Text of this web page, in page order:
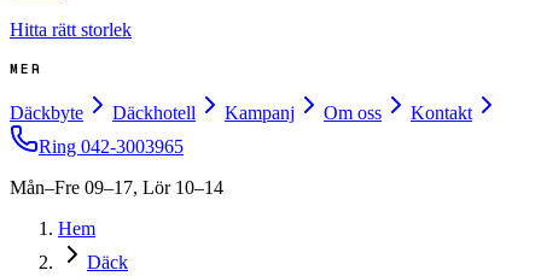
Hitta rätt storlek
MER
Däckbyte Däckhotell Kampanj Om oss
Kontakt
Ring 042-3003965
Mån–Fre 09–17, Lör 10–14
Hem
Däck